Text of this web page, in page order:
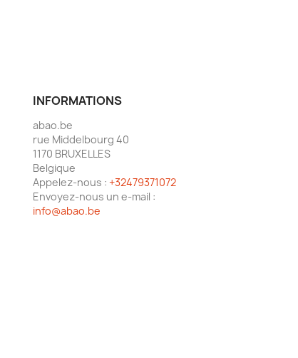
INFORMATIONS
abao.be
rue Middelbourg 40
1170 BRUXELLES
Belgique
Appelez-nous : +32479371072
Envoyez-nous un e-mail :
info@abao.be